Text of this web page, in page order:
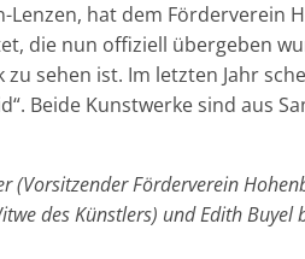
Lenzen, hat dem Förderverein
die nun offiziell übergeben
sehen ist. Im letzten Jahr
Beide Kunstwerke sind aus
Förderverein
des Künstlers) und Edith Buyel